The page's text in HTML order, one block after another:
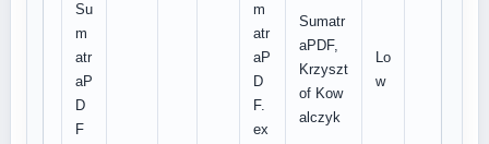
Su
m
atr
aP
D
F
m
atr
aP
D
F.
ex
Sumatr
aPDF,
Krzyszt
of Kow
alczyk
Lo
w